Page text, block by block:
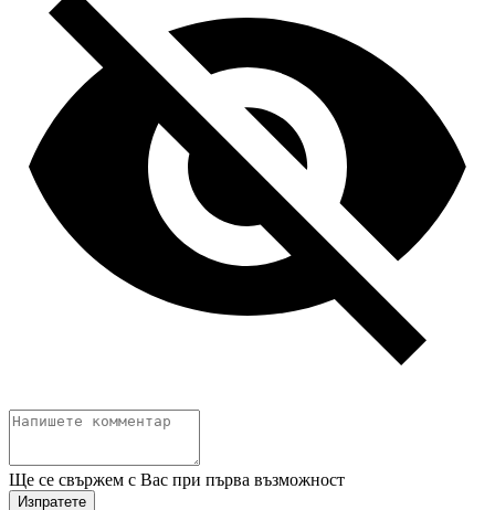
Ще се свържем с Вас при първа възможност
Изпратете